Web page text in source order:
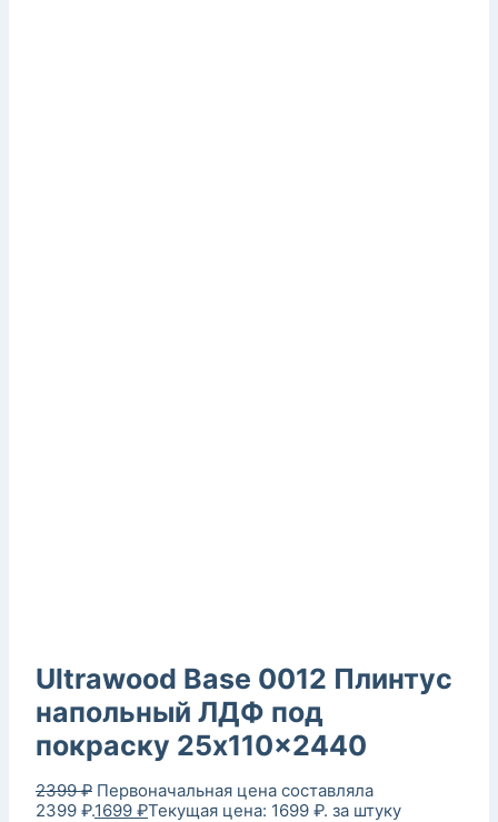
Ultrawood Base 0012 Плинтус
напольный ЛДФ под
покраску 25x110x2440
2399₽ Первоначальная цена составляла
2399 ₽.1699 ₽Текущая цена: 1699 ₽. за штуку